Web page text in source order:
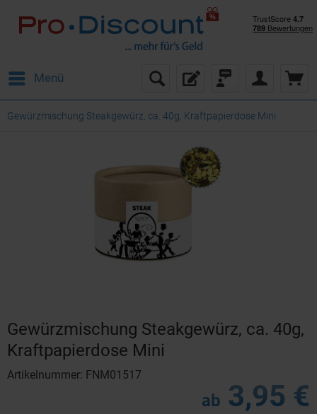
Menü
Gewürzmischung Steakgewürz, ca. 40g, Kraftpapierdose Mini
Gewürzmischung Steakgewürz, ca. 40g,
Kraftpapierdose Mini
Artikelnummer: FNM01517
ab 3,95 €